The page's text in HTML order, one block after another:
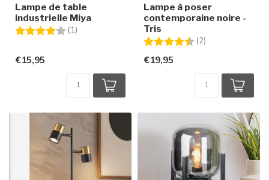
Lampe de table
industrielle Miya
Note:
(1)
€15,95
Lampe à poser
contemporaine noire -
Tris
Note:
(2)
€19,95